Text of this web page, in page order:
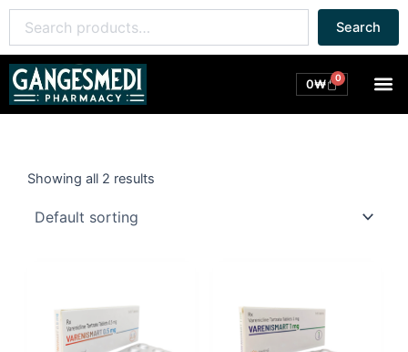
콘
츠
너
for:
Search
0₩ 0
Cart
Showing all 2 results